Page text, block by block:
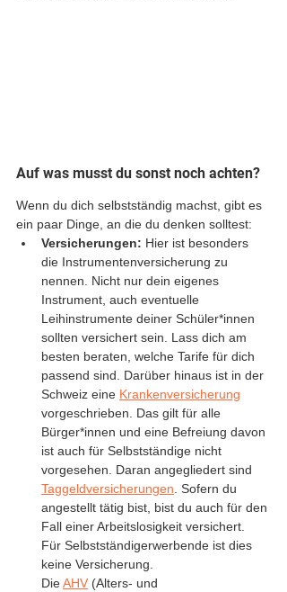
Auf was musst du sonst noch achten?
Wenn du dich selbstständig machst, gibt es
ein paar Dinge, an die du denken solltest:
Versicherungen: Hier ist besonders
die Instrumentenversicherung zu
nennen. Nicht nur dein eigenes
Instrument, auch eventuelle
Leihinstrumente deiner Schüler*innen
sollten versichert sein. Lass dich am
besten beraten, welche Tarife für dich
passend sind. Darüber hinaus ist in der
Schweiz eine Krankenversicherung
vorgeschrieben. Das gilt für alle
Bürger*innen und eine Befreiung davon
ist auch für Selbstständige nicht
vorgesehen. Daran angegliedert sind
Taggeldversicherungen. Sofern du
angestellt tätig bist, bist du auch für den
Fall einer Arbeitslosigkeit versichert.
Für Selbstständigerwerbende ist dies
keine Versicherung.
Die AHV (Alters- und